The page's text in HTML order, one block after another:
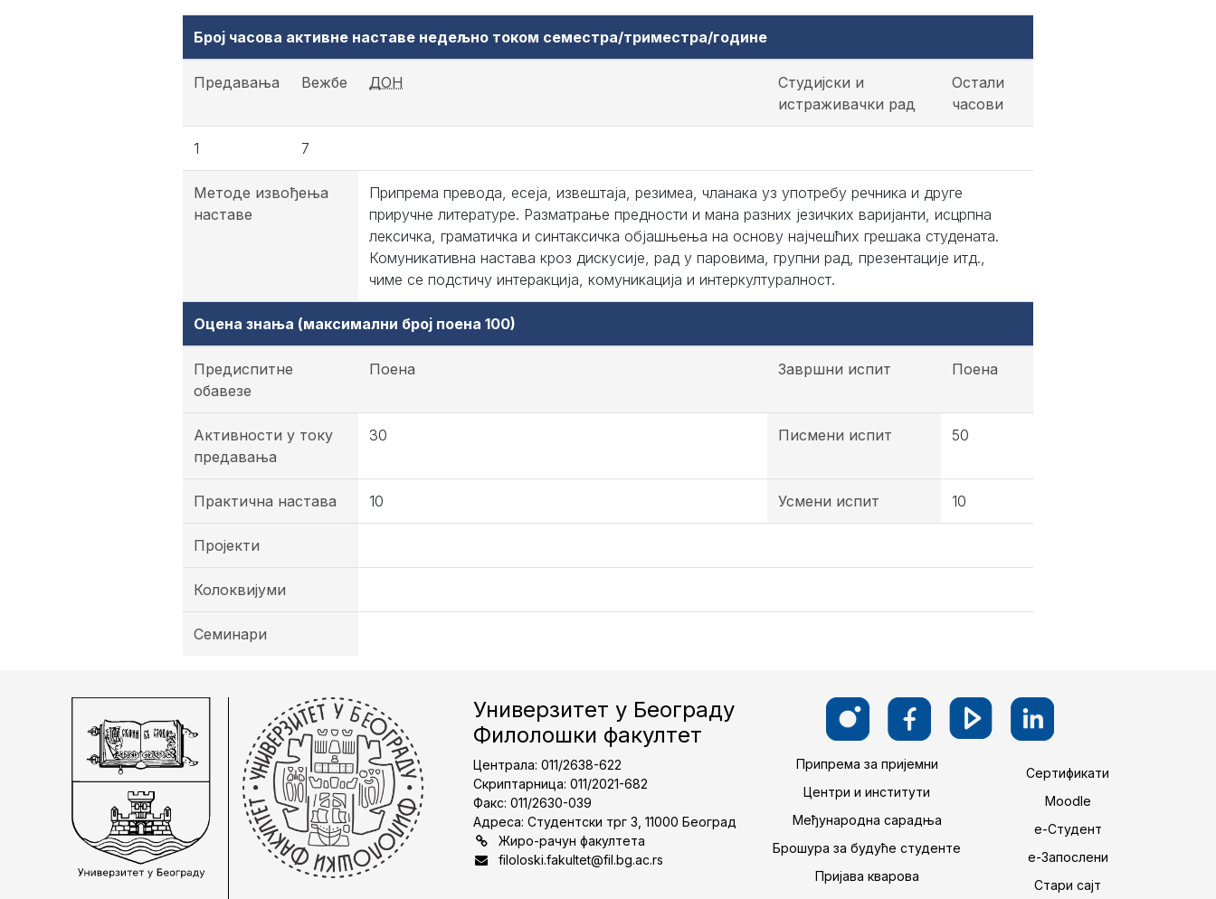
Број часова активне наставе недељно током семестра/триместра/године
Предавања Вежбе ДОН
Студијски и
истраживачки рад
Остали
часови
1 7
Методе извођења
наставе
Припрема превода, есеја, извештаја, резимеа, чланака уз употребу речника и друге
приручне литературе. Разматрање предности и мана разних језичких варијанти, исцрпна
лексичка, граматичка и синтаксичка објашњења на основу најчешћих грешака студената.
Комуникативна настава кроз дискусије, рад у паровима, групни рад, презентације итд.,
чиме се подстичу интеракција, комуникација и интеркултуралност.
Оцена знања (максимални број поена 100)
Предиспитне
обавезе
Поена Завршни испит Поена
Активности у току
предавања
30 Писмени испит 50
Практична настава 10 Усмени испит 10
Пројекти
Колоквијуми
Семинари
Универзитет у Београду
Филолошки факултет
Централа: 011/2638-622
Скриптарница: 011/2021-682
Факс: 011/2630-039
Адреса: Студентски трг 3, 11000 Београд
Жиро-рачун факултета
filoloski.fakultet@fil.bg.ac.rs
Припрема за пријемни
Центри и институти
Међународна сарадња
Брошура за будуће студенте
Пријава кварова
Сертификати
Moodle
е-Студент
е-Запослени
Стари сајт